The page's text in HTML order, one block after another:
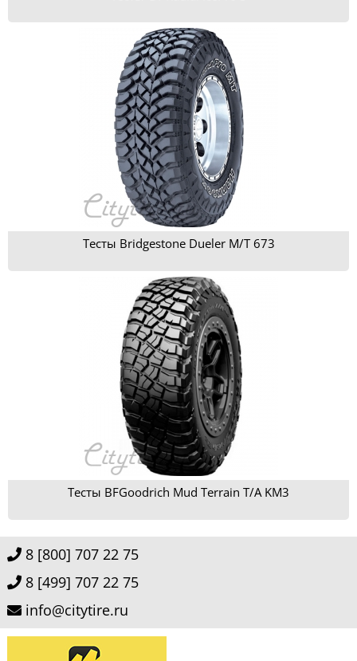
Тесты Bridgestone Dueler M/T 673
Тесты BFGoodrich Mud Terrain T/A KM3
8 [800] 707 22 75
8 [499] 707 22 75
info@citytire.ru